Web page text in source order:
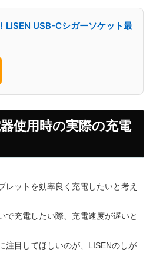
LISEN USB-Cシガーソケット最
使用時の実際の充電
レットを効率良く充電したいと考え
で充電したい際、充電速度が遅いと
注目してほしいのが、LISENのしが